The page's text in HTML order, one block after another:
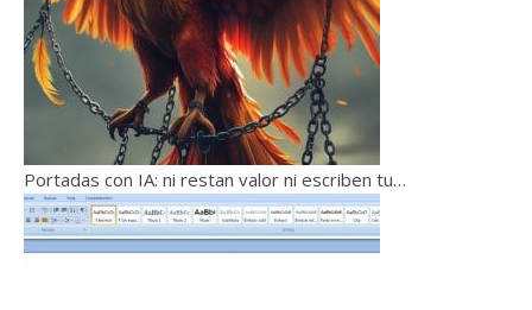
Portadas con IA: ni restan valor ni escriben tu…